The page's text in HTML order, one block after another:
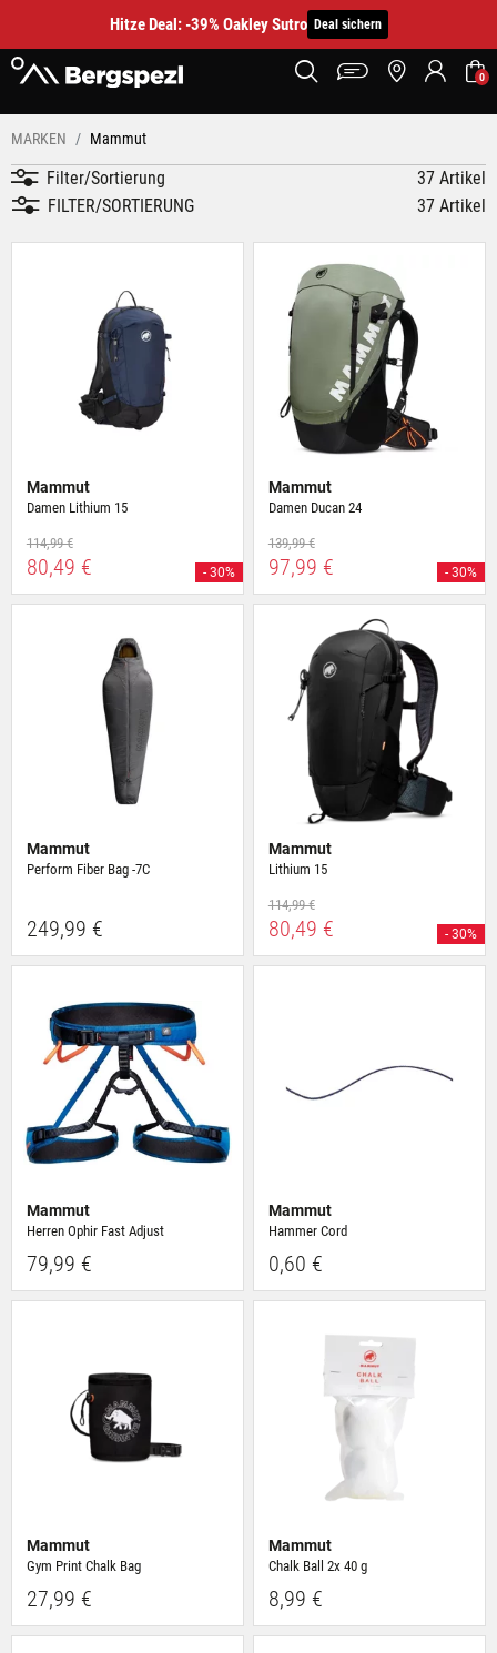
Hitze Deal: -39% Oakley Sutro Deal sichern
0
MARKEN Mammut
Filter/Sortierung
37 Artikel
FILTER/SORTIERUNG
37 Artikel
Mammut
Damen Lithium 15
114,99 €
80,49 € - 30%
Mammut
Damen Ducan 24
139,99 €
97,99 € - 30%
Mammut
Perform Fiber Bag -7C
249,99 €
Mammut
Lithium 15
114,99 €
80,49 € - 30%
Mammut
Herren Ophir Fast Adjust
79,99 €
Mammut
Hammer Cord
0,60 €
Mammut
Gym Print Chalk Bag
27,99 €
Mammut
Chalk Ball 2x 40 g
8,99 €